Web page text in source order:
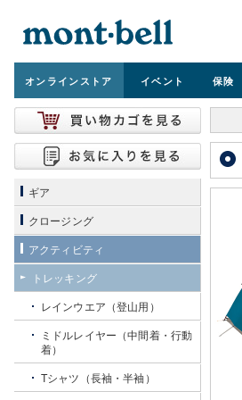
オンラインストア イベント 保険
ギア
クロージング
アクティビティ
トレッキング
レインウエア（登山用）
ミドルレイヤー（中間着・行動
着）
Tシャツ（長袖・半袖）